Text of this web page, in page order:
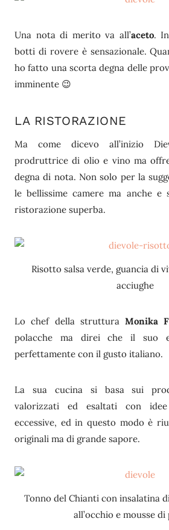
Una nota di merito va all’aceto.
botti di rovere è sensazionale.
ho fatto una scorta degna delle
imminente 😉
LA RISTORAZIONE
Ma come dicevo all’inizio
prodruttrice di olio e vino ma
degna di nota. Non solo per la
le bellissime camere ma anche
ristorazione superba.
Risotto salsa verde, guancia di
acciughe
Lo chef della strutturaMonika
polacche ma direi che il suo
perfettamente con il gusto italiano.
La sua cucina si basa sui
valorizzati ed esaltati con
eccessive, ed in questo modo è
originali ma di grande sapore.
Tonno del Chianti con insalatina
all’occhio e mousse di